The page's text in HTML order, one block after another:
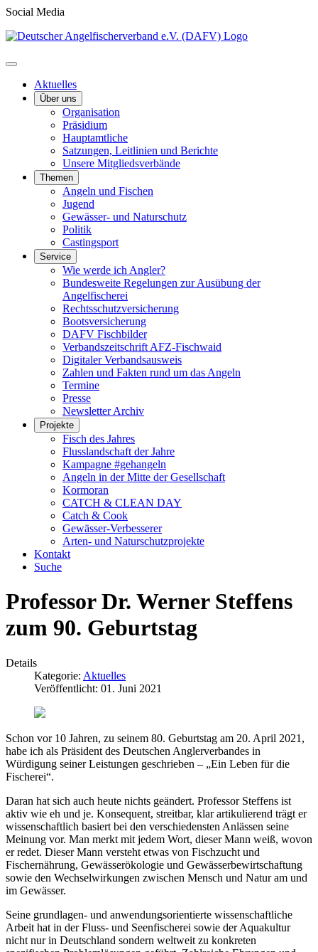
Social Media
Aktuelles
Über uns
Organisation
Präsidium
Hauptamtliche
Satzungen, Leitlinien und Berichte
Unsere Mitgliedsverbände
Themen
Angeln und Fischen
Jugend
Gewässer- und Naturschutz
Politik
Castingsport
Service
Wie werde ich Angler?
Bundesweite Regelungen zur Ausübung der
Angelfischerei
Rechtsschutzversicherung
Bootsversicherung
DAFV Fischbilder
Verbandszeitschrift AFZ-Fischwaid
Digitaler Verbandsausweis
Zahlen und Fakten rund um das Angeln
Termine
Presse
Newsletter Archiv
Projekte
Fisch des Jahres
Flusslandschaft der Jahre
Kampagne #gehangeln
Angeln in der Mitte der Gesellschaft
Kormoran
CATCH & CLEAN DAY
Catch & Cook
Gewässer-Verbesserer
Arten- und Naturschutzprojekte
Kontakt
Suche
Professor Dr. Werner Steffens
zum 90. Geburtstag
Details
Kategorie: Aktuelles
Veröffentlicht: 01. Juni 2021
Schon vor 10 Jahren, zu seinem 80. Geburtstag am 20. April 2021,
habe ich als Präsident des Deutschen Anglerverbandes in
Würdigung seiner Leistungen geschrieben – „Ein Leben für die
Fischerei“.
Daran hat sich auch heute nichts geändert. Professor Steffens ist
aktiv wie eh und je. Konsequent, streitbar, klar artikulierend trägt er
wissenschaftlich basiert bei den verschiedensten Anlässen seine
Meinung vor. Man merkt mit jedem Wort, dieser Mann weiß, wovon
er redet. Dieser Mann versteht etwas von Fischzucht und
Fischernährung, Gewässerökologie und Gewässerbewirtschaftung
sowie den Wechselwirkungen zwischen Mensch und Natur am und
im Gewässer.
Seine grundlagen- und anwendungsorientierte wissenschaftliche
Arbeit hat in der Fluss- und Seenfischerei sowie der Aquakultur
nicht nur in Deutschland sondern weltweit zu konkreten